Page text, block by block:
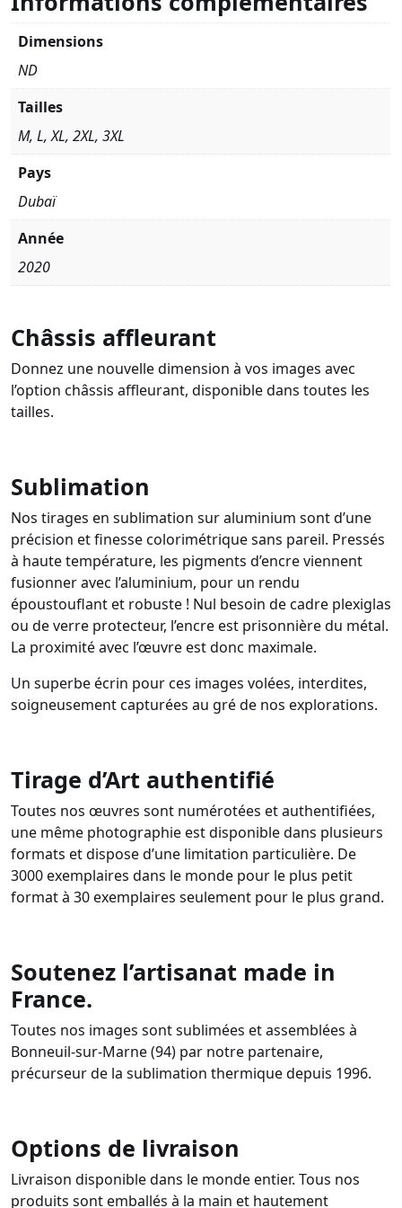
Châssis affleurant
Donnez une nouvelle dimension à vos images avec
l’option châssis affleurant, disponible dans toutes les
tailles.
Sublimation
Nos tirages en sublimation sur aluminium sont d’une
précision et finesse colorimétrique sans pareil. Pressés
à haute température, les pigments d’encre viennent
fusionner avec l’aluminium, pour un rendu
époustouflant et robuste ! Nul besoin de cadre plexiglas
ou de verre protecteur, l’encre est prisonnière du métal.
La proximité avec l’œuvre est donc maximale.
Un superbe écrin pour ces images volées, interdites,
soigneusement capturées au gré de nos explorations.
Tirage d’Art authentifié
Toutes nos œuvres sont numérotées et authentifiées,
une même photographie est disponible dans plusieurs
formats et dispose d’une limitation particulière. De
3000 exemplaires dans le monde pour le plus petit
format à 30 exemplaires seulement pour le plus grand.
Soutenez l’artisanat made in
France.
Toutes nos images sont sublimées et assemblées à
Bonneuil-sur-Marne (94) par notre partenaire,
précurseur de la sublimation thermique depuis 1996.
Options de livraison
Livraison disponible dans le monde entier. Tous nos
produits sont emballés à la main et hautement
Dimensions
ND
Tailles
M, L, XL, 2XL, 3XL
Pays
Dubaï
Année
2020